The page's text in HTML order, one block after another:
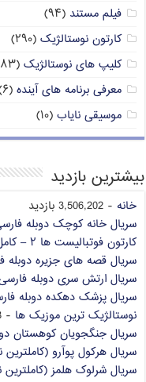
فیلم مستند (۹۴)
کارتون نوستالژیک (۲۹۰)
کلیپ های نوستالژیک (۸۳)
معرفی برنامه های آینده (۶)
موسیقی نایاب (۱۰)
بیشترین بازدید
خانه - 3,506,202 بازدید
سریال خانه کوچک دوبله
کارتون فوتبالیست ها ۲ – کامل (دوبله فارسی)
سریال قصه های جزیره دوبله
سریال ارتش سری دوبله
سریال پزشک دهکده دوبله
نوستالژیک ترین موزیک ها - 615,488 بازدید
سریال جنگجویان کوهستان
سریال هرکول پوآرو
سریال شرلوک هلمز